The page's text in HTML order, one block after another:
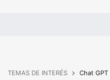
TEMAS DE INTERÉS Chat GPT